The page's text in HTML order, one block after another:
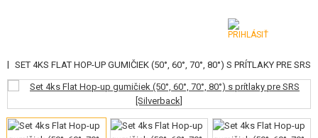
KATEGÓRIE
VZDUCHOVÉ ZBRANE, PRAKY
| SET 4KS FLAT HOP-UP GUMIČIEK (50°, 60°, 70°, 80°) S PRÍTLAKY PRE SRS